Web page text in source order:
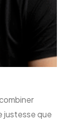
justesse que